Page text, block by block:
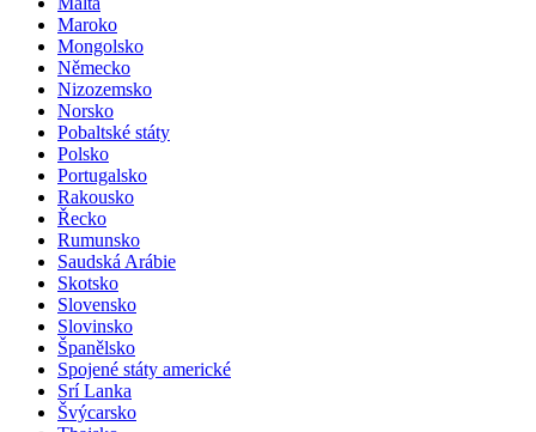
Maroko
Mongolsko
Německo
Nizozemsko
Norsko
Pobaltské státy
Polsko
Portugalsko
Rakousko
Řecko
Rumunsko
Saudská Arábie
Skotsko
Slovensko
Slovinsko
Španělsko
Spojené státy americké
Srí Lanka
Švýcarsko